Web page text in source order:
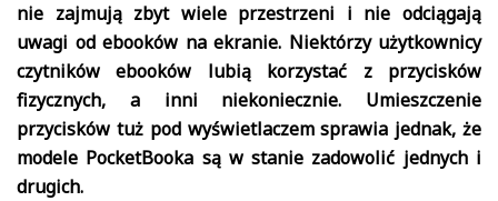
nie zajmują zbyt wiele przestrzeni i nie odciągają
uwagi od ebooków na ekranie. Niektórzy użytkownicy
czytników ebooków lubią korzystać z przycisków
fizycznych, a inni niekoniecznie. Umieszczenie
przycisków tuż pod wyświetlaczem sprawia jednak, że
modele PocketBooka są w stanie zadowolić jednych i
drugich.